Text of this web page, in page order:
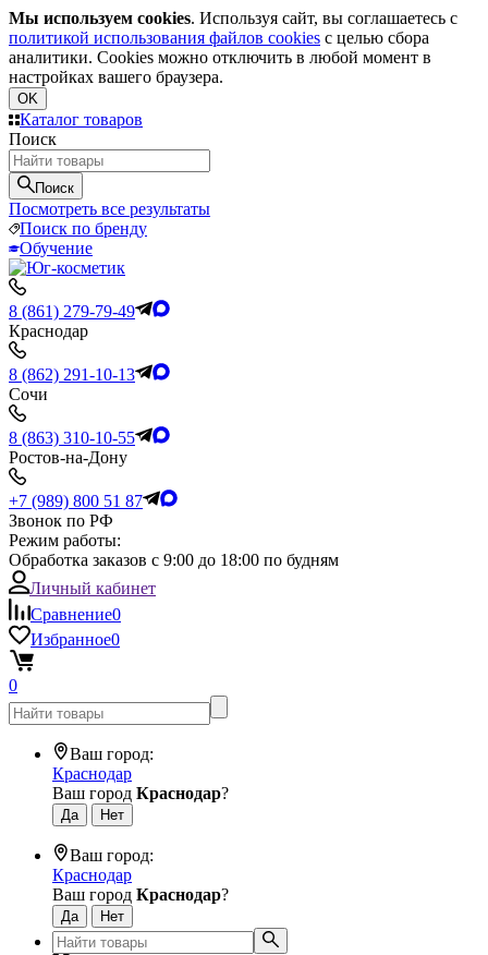
Мы используем cookies. Используя сайт, вы соглашаетесь с
политикой использования файлов cookies с целью сбора
аналитики. Cookies можно отключить в любой момент в
настройках вашего браузера.
OK
Каталог товаров
Поиск
Поиск
Посмотреть все результаты
Поиск по бренду
Обучение
8 (861) 279-79-49
Краснодар
8 (862) 291-10-13
Сочи
8 (863) 310-10-55
Ростов-на-Дону
+7 (989) 800 51 87
Звонок по РФ
Режим работы:
Обработка заказов с 9:00 до 18:00 по будням
Личный кабинет
Сравнение0
Избранное0
0
Ваш город:
Краснодар
Ваш город Краснодар?
Ваш город:
Краснодар
Ваш город Краснодар?